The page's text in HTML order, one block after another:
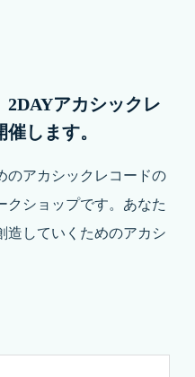
2DAYアカシックレ
します。
のアカシックレコードの
クショップです。あなた
造していくためのアカシ